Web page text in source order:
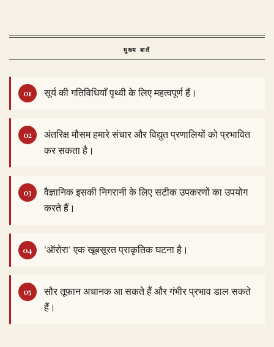
मुख्य बातें
सूर्य की गतिविधियाँ पृथ्वी के लिए महत्वपूर्ण हैं।
अंतरिक्ष मौसम हमारे संचार और विद्युत प्रणालियों को प्रभावित
कर सकता है।
वैज्ञानिक इसकी निगरानी के लिए सटीक उपकरणों का उपयोग
करते हैं।
'ऑरोरा' एक खूबसूरत प्राकृतिक घटना है।
सौर तूफान अचानक आ सकते हैं और गंभीर प्रभाव डाल सकते
हैं।